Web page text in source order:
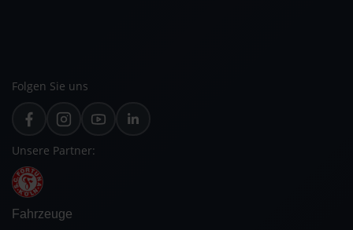
Folgen Sie uns
Unsere Partner:
Fahrzeuge